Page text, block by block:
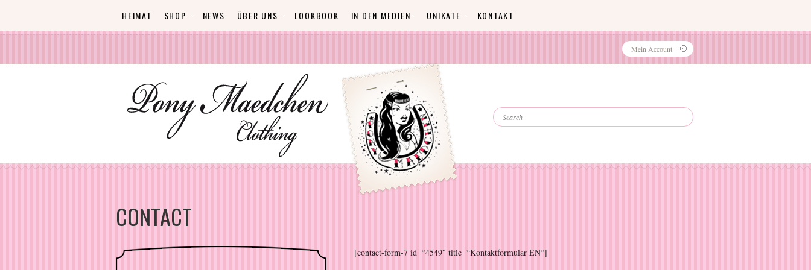
HEIMAT SHOP NEWS ÜBER UNS LOOKBOOK IN DEN MEDIEN UNIKATE KONTAKT
Mein Account
CONTACT
[contact-form-7 id=“4549″ title=“Kontaktformular EN“]